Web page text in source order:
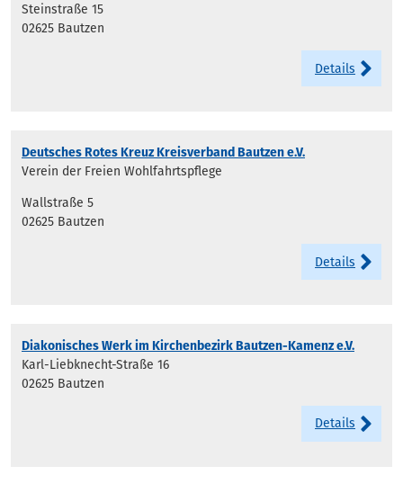
Steinstraße 15
02625 Bautzen
Details
Deutsches Rotes Kreuz Kreisverband Bautzen e.V.
Verein der Freien Wohlfahrtspflege
Wallstraße 5
02625 Bautzen
Details
Diakonisches Werk im Kirchenbezirk Bautzen-Kamenz e.V.
Karl-Liebknecht-Straße 16
02625 Bautzen
Details